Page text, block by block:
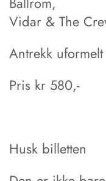
Vidar & The
Antrekk uformelt
Pris kr 580,-
Husk billetten